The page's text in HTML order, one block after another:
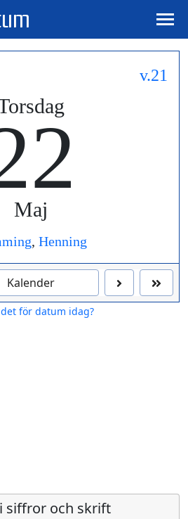
v.21
Maj
, Henning
Kalender
för datum idag?
siffror och skrift